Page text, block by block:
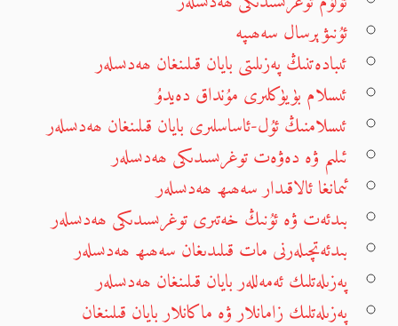
ئۇنىۋېرسال سەھىپە
ئىبادەتنىڭ پەزىلىتى بايان قىلىنغان ھەدىسلەر
ئىسلام بۈيۈكلىرى مۇنداق دەيدۇ
ئىسلامنىڭ ئۇل-ئاساسلىرى بايان قىلىنغان ھەدىسلەر
ئىلىم ۋە دەۋەت توغرىسىدىكى ھەدىسلەر
ئىمانغا ئالاقىدار سەھىھ ھەدىسلەر
بىدئەت ۋە ئۇنىڭ خەتىرى توغرىسىدىكى ھەدىسلەر
بىدئەتچىلەرنى مات قىلىدىغان سەھىھ ھەدىسلەر
پەزىلەتلىك ئەمەللەر بايان قىلىنغان ھەدىسلەر
پەزىلەتلىك زامانلار ۋە ماكانلار بايان قىلىنغان